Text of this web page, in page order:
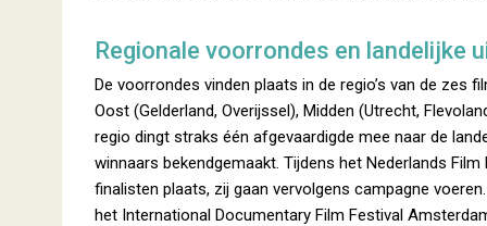
Regionale voorrondes en landelijke
De voorrondes vinden plaats in de regio’s van de zes
Oost (Gelderland, Overijssel), Midden (Utrecht,
regio dingt straks één afgevaardigde mee naar de
winnaars bekendgemaakt. Tijdens het Nederlands
finalisten plaats, zij gaan vervolgens campagne
het International Documentary Film Festival